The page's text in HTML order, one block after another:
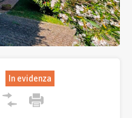
In evidenza